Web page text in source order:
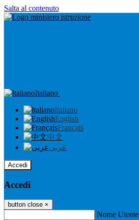
Salta al contenuto
Italiano
Italiano
English
Français
中文
عربى
Accedi
Accedi
button close ×
Nome Utente